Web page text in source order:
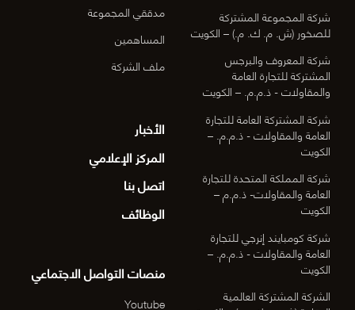
شركة المجموعة المشتركة
للصخور (ش. م. ك. م.) – الكويت
شركة المعروف والبرجس
المشتركة للتجارة العامة
والمقاولات - ذ.م.م. – الكويت
شركة المشتركة العامة للتجارة
العامة والمقاولات - ذ.م.م. –
الكويت
شركة المملكة المتحدة للتجارة
العامة والمقاولات- ذ.م.م –
الكويت
شركة كومبايند إنرجي للتجارة
العامة والمقاولات - ذ.م.م. –
الكويت
الشركة المشتركة العالمية
مدققي المجموعة
المساهمين
ملف الشركة
الأخبار
المركز الإعلامي
اتصل بنا
الوظائف
منصات التواصل الاجتماعي
Youtube